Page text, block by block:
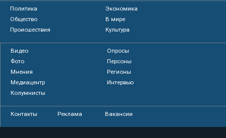
Политика
Экономика
Общество
В мире
Происшествия
Культура
Видео
Опросы
Фото
Персоны
Мнения
Регионы
Медиацентр
Интервью
Колумнисты
Контакты Реклама Вакансии